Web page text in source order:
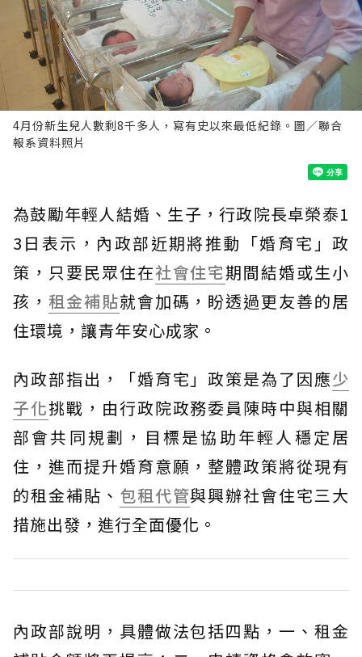
4月份新生兒人數剩8千多人，寫有史以來最低紀錄。圖／聯合
報系資料照片
為鼓勵年輕人結婚、生子，行政院長卓榮泰1
3日表示，內政部近期將推動「婚育宅」政
策，只要民眾住在社會住宅期間結婚或生小
孩， 租金補貼就會加碼，盼透過更友善的居
住環境，讓青年安心成家。
內政部指出，「婚育宅」政策是為了因應少
子化挑戰，由行政院政務委員陳時中與相關
部會共同規劃，目標是協助年輕人穩定居
住，進而提升婚育意願，整體政策將從現有
的租金補貼、 包租代管與興辦社會住宅三大
措施出發，進行全面優化。
內政部說明，具體做法包括四點，一、租金